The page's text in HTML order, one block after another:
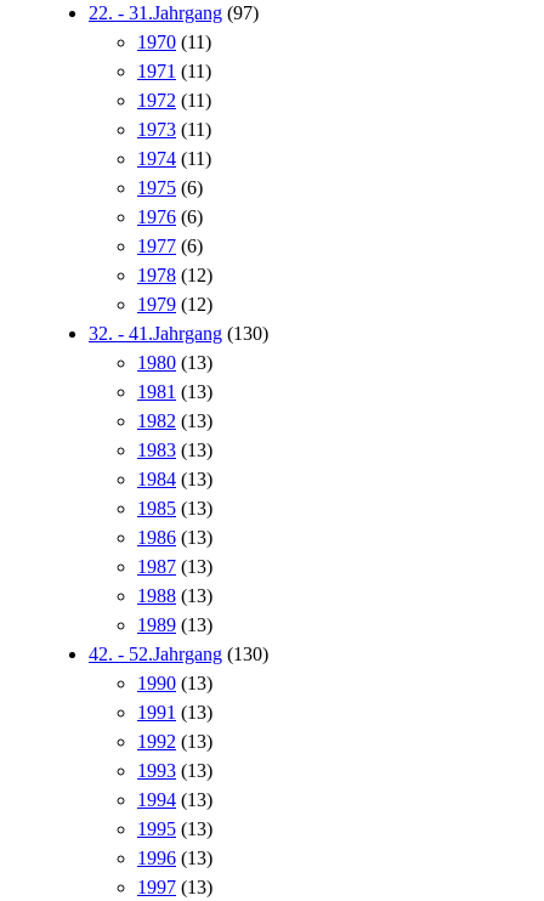
22. - 31.Jahrgang (97)
1970 (11)
1971 (11)
1972 (11)
1973 (11)
1974 (11)
1975 (6)
1976 (6)
1977 (6)
1978 (12)
1979 (12)
32. - 41.Jahrgang (130)
1980 (13)
1981 (13)
1982 (13)
1983 (13)
1984 (13)
1985 (13)
1986 (13)
1987 (13)
1988 (13)
1989 (13)
42. - 52.Jahrgang (130)
1990 (13)
1991 (13)
1992 (13)
1993 (13)
1994 (13)
1995 (13)
1996 (13)
1997 (13)